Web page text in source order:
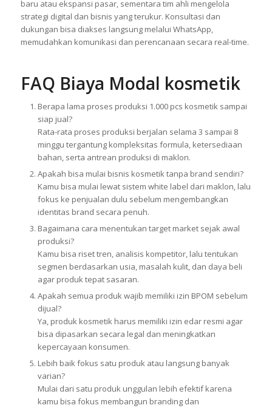
baru atau ekspansi pasar, sementara tim ahli mengelola
strategi digital dan bisnis yang terukur. Konsultasi dan
dukungan bisa diakses langsung melalui WhatsApp,
memudahkan komunikasi dan perencanaan secara real-time.
FAQ Biaya Modal kosmetik
Berapa lama proses produksi 1.000 pcs kosmetik sampai
siap jual?
Rata-rata proses produksi berjalan selama 3 sampai 8
minggu tergantung kompleksitas formula, ketersediaan
bahan, serta antrean produksi di maklon.
Apakah bisa mulai bisnis kosmetik tanpa brand sendiri?
Kamu bisa mulai lewat sistem white label dari maklon, lalu
fokus ke penjualan dulu sebelum mengembangkan
identitas brand secara penuh.
Bagaimana cara menentukan target market sejak awal
produksi?
Kamu bisa riset tren, analisis kompetitor, lalu tentukan
segmen berdasarkan usia, masalah kulit, dan daya beli
agar produk tepat sasaran.
Apakah semua produk wajib memiliki izin BPOM sebelum
dijual?
Ya, produk kosmetik harus memiliki izin edar resmi agar
bisa dipasarkan secara legal dan meningkatkan
kepercayaan konsumen.
Lebih baik fokus satu produk atau langsung banyak
varian?
Mulai dari satu produk unggulan lebih efektif karena
kamu bisa fokus membangun branding dan